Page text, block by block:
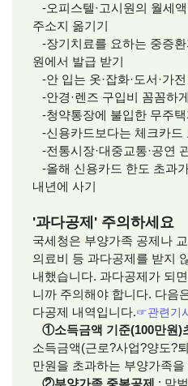
-오피스텔·고시원의 월세
주소지 옮기기
-장기치료를 요하는 중증
원에서 발급 받기
-안 입는 옷·잡화·도서·가
-안경·렌즈 구입비 꼼꼼하
-청약통장에 불입한 무주택
-신용카드보다는 체크카드
-전통시장·대중교통·공연
-올해 신용카드 한도 초과
내년에 사기
'과다공제' 주의하세요
국세청은 부양가족 공제나
의료비 등 과다공제를 받지
내했습니다. 과다공제가 되
니까 주의해야 합니다. 다음
다공제 내역입니다.☞관련기
①소득금액 기준(100만원)
소득금액(근로?사업?양도?
만원을 초과하는 부양가족을